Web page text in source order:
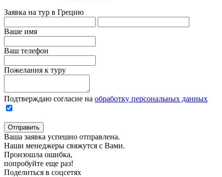
Заявка на тур в Грецию
Ваше имя
Ваш телефон
Пожелания к туру
Подтверждаю согласие на обработку персональных данных
Отправить
Ваша заявка успешно отправлена.
Наши менеджеры свяжутся с Вами.
Произошла ошибка,
попробуйте еще раз!
Поделиться в соцсетях